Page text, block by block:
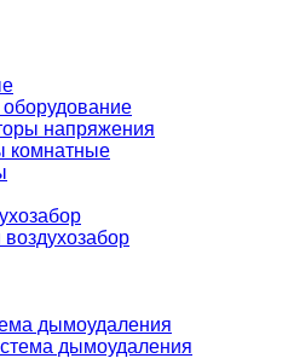
напряжения
комнатные
дымоудаления
дымоудаления